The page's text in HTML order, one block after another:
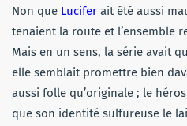
Non que Lucifer ait été aussi
tenaient la route et l’ensemble
Mais en un sens, la série avait
elle semblait promettre bien
aussi folle qu’originale ; le
que son identité sulfureuse le